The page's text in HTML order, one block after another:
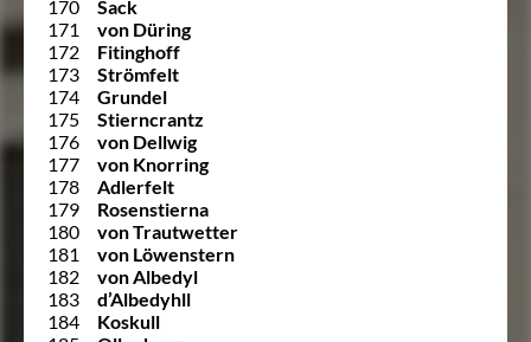
170
Sack
171
von Düring
172
Fitinghoff
173
Strömfelt
174
Grundel
175
Stierncrantz
176
von Dellwig
177
von Knorring
178
Adlerfelt
179
Rosenstierna
180
von Trautwetter
181
von Löwenstern
182
von Albedyl
183
d’Albedyhll
184
Koskull